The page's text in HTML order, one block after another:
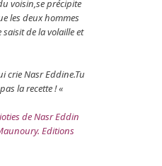
voisin,se précipite
les deux hommes
de la volaille et
crie Nasr Eddine.Tu
la recette ! «
de Nasr Eddin
Editions